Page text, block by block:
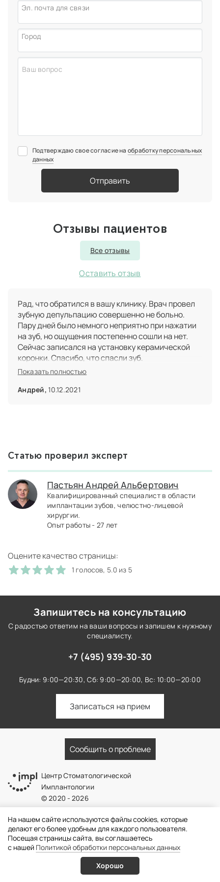
Эл. почта для связи
Город
Подтверждаю свое согласие на обработку персональных
данных
Отправить
Отзывы пациентов
Все отзывы
Оставить отзыв
Рад, что обратился в вашу клинику. Врач провел
зубную депульпацию совершенно не больно.
Пару дней было немного неприятно при нажатии
на зуб, но ощущения постепенно сошли на нет.
Сейчас записался на установку керамической
коронки. Спасибо, что спасли зуб.
Показать полностью
Андрей, 10.12.2021
Статью проверил эксперт
Пастьян Андрей Альбертович
Квалифицированный специалист в области
имплантации зубов, челюстно-лицевой
хирургии.
Опыт работы - 27 лет
Оцените качество страницы:
1 голосов, 5.0 из 5
Запишитесь на консультацию
С радостью ответим на ваши вопросы и запишем к нужному
специалисту.
+7 (495) 939-30-30
Будни: 9:00—20:30, Сб: 9:00—20:00, Вс: 10:00—20:00
Записаться на прием
Сообщить о проблеме
Центр Стоматологической
Имплантологии
© 2020 - 2026
+7 (495) 939-30-30
Будни: 9:00—20:30,Сб: 9:00—20:00,Вс: 10:00—20:00
На нашем сайте используются файлы cookies, которые
делают его более удобным для каждого пользователя.
Посещая страницы сайта, вы соглашаетесь
c нашей Политикой обработки персональных данных
Хорошо
Онлайн запись